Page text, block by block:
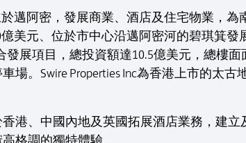
於邁阿密，發展商業、酒店及住宅物業，
億美元、位於市中心沿邁阿密河的碧琪箕
發展項目，總投資額達10.5億美元，總樓
場。Swire Properties Inc為香港上市的太古
港、中國內地及英國拓展酒店業務，建
格調的獨特體驗。